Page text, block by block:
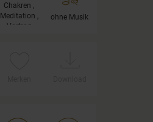
Chakren ,
Meditation ,
Vortrag
ohne Musik